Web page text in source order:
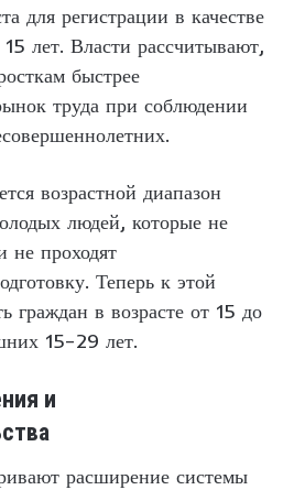
для регистрации в качестве
лет. Власти рассчитывают,
быстрее
труда при соблюдении
возрастной диапазон
людей, которые не
не проходят
Теперь к этой
граждан в возрасте от 15 до
15–29 лет.
и
расширение системы